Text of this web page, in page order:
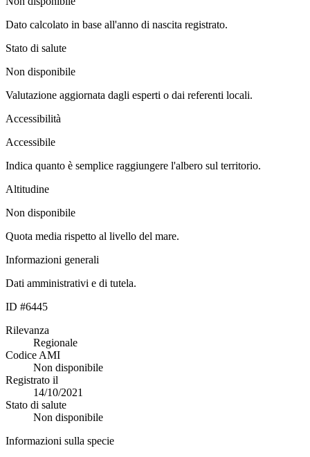
Dato calcolato in base all'anno di nascita registrato.
Stato di salute
Non disponibile
Valutazione aggiornata dagli esperti o dai referenti locali.
Accessibilità
Accessibile
Indica quanto è semplice raggiungere l'albero sul territorio.
Altitudine
Non disponibile
Quota media rispetto al livello del mare.
Informazioni generali
Dati amministrativi e di tutela.
ID #6445
Rilevanza
Regionale
Codice AMI
Non disponibile
Registrato il
14/10/2021
Stato di salute
Non disponibile
Informazioni sulla specie